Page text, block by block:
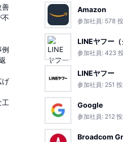
善
不
例
げ
工
Amazon
参加社員: 578
LINEヤフー（
参加社員: 423
LINEヤフー
参加社員: 251
Google
参加社員: 212
Broadcom